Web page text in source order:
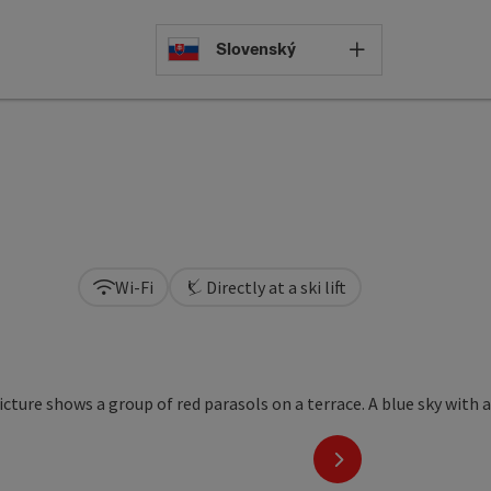
Select
Slovenský
next slide
Wi-Fi Directly at a ski lift